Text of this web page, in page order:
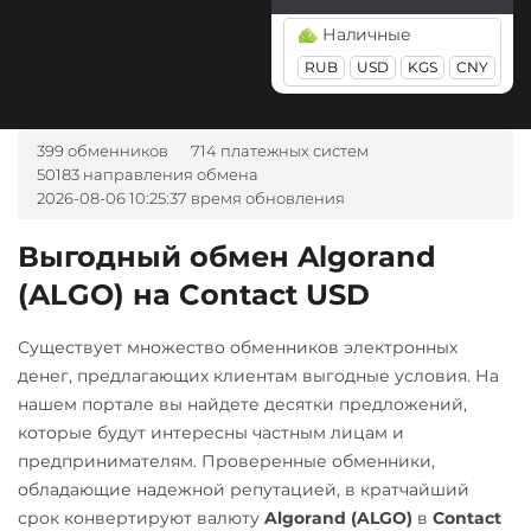
Litecoin (LTC)
Monero (XMR)
NEAR Protocol
Notcoin (NOT)
Ontology (ONT)
Optimism (OP)
Pax Dollar (USDP)
ERC20
Pepe
Pol (ex-MATIC)
POL
GBP
TRY PLN
SEK
CAD
MDL KGS
AZN
BGN CZK
GEL
HUF
NOK TJS
INR
IDR
ARS
А-Банк UAH
Ак Барс Банк RUB
RUB CASH-IN RUB
Беларусбанк BYN
ВТБ Банк RUB
Газпромбанк RUB
Евразийский Банк KZT
Наличные
RUB USD KGS CNY
399 обменников
714 платежных систем
50183 направления обмена
2026-08-06 10:25:37 время обновления
Выгодный обмен Algorand
(ALGO) на Contact USD
Существует множество обменников электронных
денег, предлагающих клиентам выгодные условия. На
нашем портале вы найдете десятки предложений,
которые будут интересны частным лицам и
предпринимателям. Проверенные обменники,
обладающие надежной репутацией, в кратчайший
срок конвертируют валюту Algorand (ALGO) в Contact